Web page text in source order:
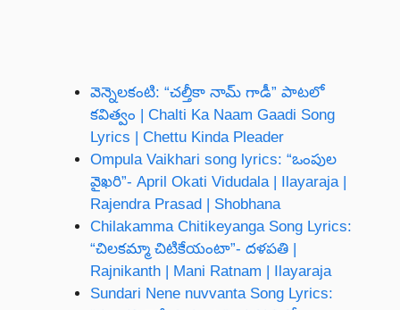
వెన్నెలకంటి: “చల్తీకా నామ్ గాడీ” పాటలో
కవిత్వం | Chalti Ka Naam Gaadi Song
Lyrics | Chettu Kinda Pleader
Ompula Vaikhari song lyrics: “ఒంపుల
వైఖరి”- April Okati Vidudala | Ilayaraja |
Rajendra Prasad | Shobhana
Chilakamma Chitikeyanga Song Lyrics:
“చిలకమ్మా చిటికేయంటా”- దళపతి |
Rajnikanth | Mani Ratnam | Ilayaraja
Sundari Nene nuvvanta Song Lyrics: